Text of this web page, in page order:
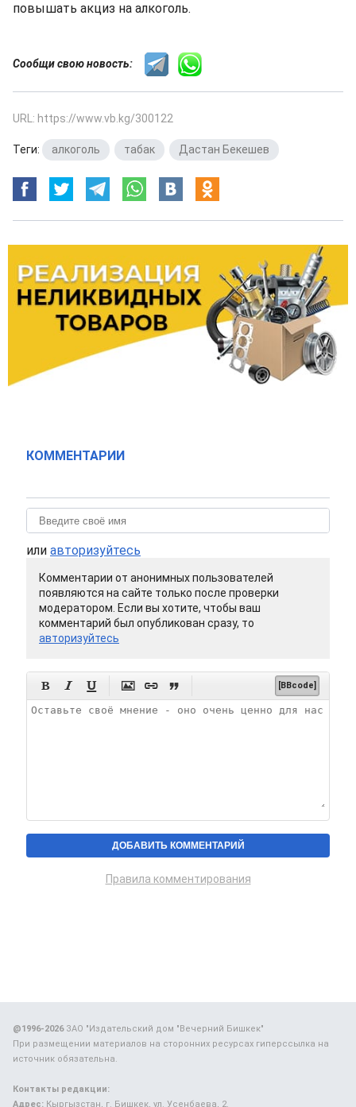
повышать акциз на алкоголь.
Сообщи свою новость:
URL: https://www.vb.kg/300122
Теги: алкоголь табак Дастан Бекешев
КОММЕНТАРИИ
или авторизуйтесь
Комментарии от анонимных пользователей
появляются на сайте только после проверки
модератором. Если вы хотите, чтобы ваш
комментарий был опубликован сразу, то
авторизуйтесь
      [BBcode]
Правила комментирования
@1996-2026ЗАО "Издательский дом "Вечерний Бишкек"
При размещении материалов на сторонних ресурсах гиперссылка на
источник обязательна.
Контакты редакции:
Адрес: Кыргызстан, г. Бишкек, ул. Усенбаева, 2.